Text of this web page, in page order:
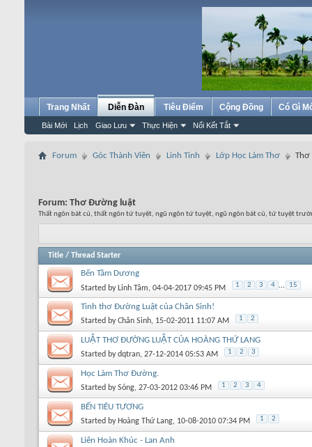
Trang Nhất Diễn Đàn
Bài Mới Lịch Giao Lưu Thực Hiện Nối Kết Tắt
Tiêu Điểm Cộng Đồng Có Gì
Forum Góc Thành Viên Linh Tinh Lớp Học Làm Thơ Thơ
Forum: Thơ Đường luật
Thất ngôn bát cú, thất ngôn tứ tuyệt, ngũ ngôn tứ tuyệt, ngũ ngôn bát cú, tứ tuyệt
Title / Thread Starter
Bến Tầm Dương
Started by Linh Tâm, 04-04-2017 09:45 PM 1 2 3 4 ... 15
Tình thơ Đường Luật của Chân Sinh!
Started byChân Sinh, 15-02-2011 11:07 AM 1 2
LUẬT THƠ ĐƯỜNG LUẬT CỦA HOÀNG THỨ LANG
Started bydqtran, 27-12-2014 05:53 AM 1 2 3
Học Làm Thơ Đường.
Started bySóng, 27-03-2012 03:46 PM 1 2 3 4
BẾN TIÊU TƯƠNG
Started by Hoàng Thứ Lang, 10-08-2010 07:34 PM 1 2
Liên Hoàn Khúc - Lan Anh